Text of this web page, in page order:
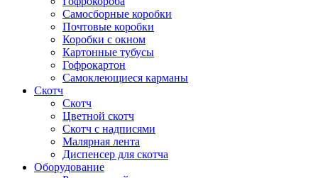
Самосборные коробки
Почтовые коробки
Коробки с окном
Картонные тубусы
Гофрокартон
Самоклеющиеся карманы
Скотч
Скотч
Цветной скотч
Скотч с надписями
Малярная лента
Диспенсер для скотча
Оборудование